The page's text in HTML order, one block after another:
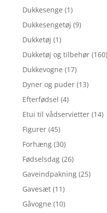
Dukkesenge (1)
Dukkesengetøj (9)
Dukketøj (1)
Dukketøj og tilbehør (160)
Dukkevogne (17)
Dyner og puder (13)
Efterfødsel (4)
Etui til vådservietter (14)
Figurer (45)
Forhæng (30)
Fødselsdag (26)
Gaveindpakning (25)
Gavesæt (11)
Gåvogne (10)